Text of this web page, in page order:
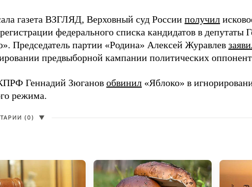
газета ВЗГЛЯД, Верховный суд России получил
федерального списка кандидатов в депутаты
Председатель партии «Родина» Алексей Журавлев
предвыборной кампании политических
Геннадий Зюганов обвинил «Яблоко» в
режима.
(0) ▼